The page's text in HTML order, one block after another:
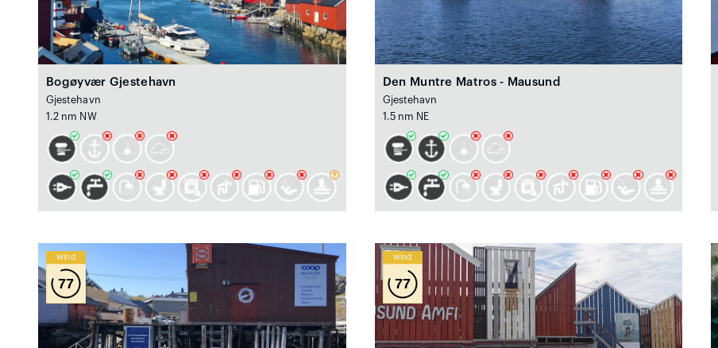
Bogøyvær Gjestehavn
Gjestehavn
1.2 nm NW
Den Muntre Matros - Mausund
Gjestehavn
1.5 nm NE
Wind
77
Wind
77